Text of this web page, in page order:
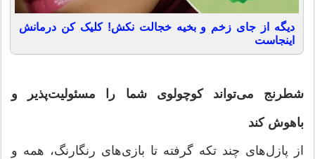
دیگه از جای زخم و بخیه خجالت نکش! کلیک کن درمانش
اینجاست
شطرنج می‌تواند کوچولوی شما را مسئولیت‌پذیر و
باهوش کند
از پازل‌های چند تکه گرفته تا بازی‌های رنگارنگ، همه و